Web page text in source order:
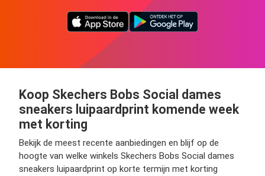
Koop Skechers Bobs Social dames
sneakers luipaardprint komende week
met korting
Bekijk de meest recente aanbiedingen en blijf op de
hoogte van welke winkels Skechers Bobs Social dames
sneakers luipaardprint op korte termijn met korting